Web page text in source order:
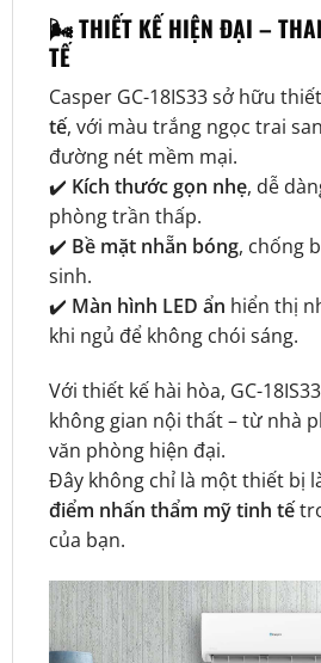
🌬️ THIẾT KẾ HIỆN ĐẠI –
TẾ
Casper GC-18IS33 sở hữu
tế, với màu trắng ngọc trai
đường nét mềm mại.
✔️ Kích thước gọn nhẹ, dễ
phòng trần thấp.
✔️ Bề mặt nhẵn bóng, chống
sinh.
✔️ Màn hình LED ẩn hiển thị
khi ngủ để không chói sáng.
Với thiết kế hài hòa, GC-
không gian nội thất – từ nhà
văn phòng hiện đại.
Đây không chỉ là một thiết bị
điểm nhấn thẩm mỹ tinh tế
của bạn.